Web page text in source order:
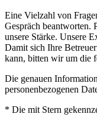
Eine Vielzahl von
Gespräch beantworten.
unsere Stärke. Unsere
Damit sich Ihre
kann, bitten wir um die
Die genauen
personenbezogenen
* Die mit Stern